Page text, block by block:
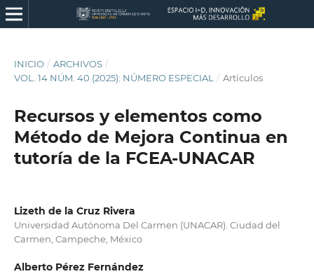
INICIO / ARCHIVOS /
VOL. 14 NÚM. 40 (2025): NÚMERO ESPECIAL
/ Artículos
Recursos y elementos como
Método de Mejora Continua en
tutoría de la FCEA-UNACAR
Lizeth de la Cruz Rivera
Universidad Autónoma Del Carmen (UNACAR). Ciudad del
Carmen, Campeche, México
Alberto Pérez Fernández